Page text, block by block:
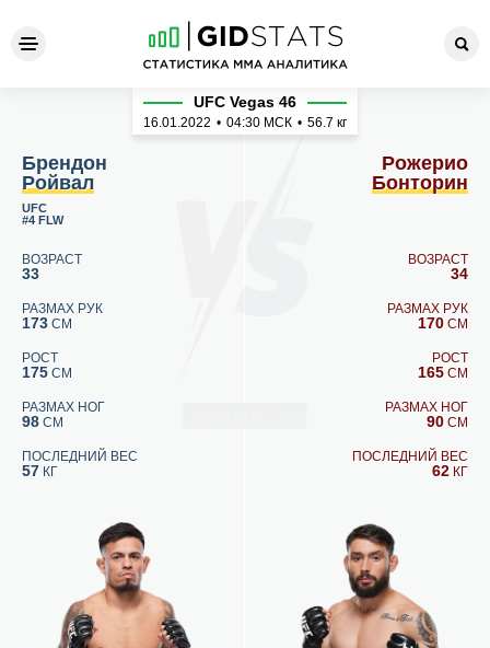
Брендон Ройвал - Рожерио
Брендон
Ройвал
UFC
#4 FLW
ВОЗРАСТ
33
РАЗМАХ РУК
173 СМ
РОСТ
175 СМ
РАЗМАХ НОГ
98 СМ
ПОСЛЕДНИЙ ВЕС
57 КГ
UFC Vegas 46
16.01.2022 • 04:30 МСК • 56.7 кг
Рожерио
Бонторин
ВОЗРАСТ
34
РАЗМАХ РУК
170 СМ
РОСТ
165 СМ
РАЗМАХ НОГ
90 СМ
ПОСЛЕДНИЙ ВЕС
62 КГ